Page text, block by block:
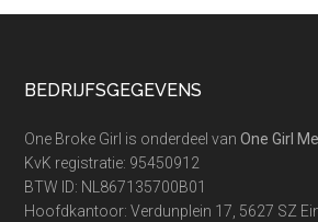
Footer
BEDRIJFSGEGEVENS
One Broke Girl is onderdeel vanOne Girl
KvK registratie: 95450912
BTW ID: NL867135700B01
Hoofdkantoor: Verdunplein 17, 5627 SZ